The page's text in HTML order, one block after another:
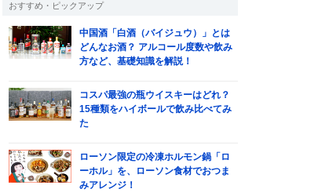
おすすめ・ピックアップ
中国酒「白酒（バイジュウ）」とは
どんなお酒？ アルコール度数や飲み
方など、基礎知識を解説！
コスパ最強の瓶ウイスキーはどれ？
15種類をハイボールで飲み比べてみ
た
ローソン限定の冷凍ホルモン鍋「ロ
ーホル」を、ローソン食材でおつま
みアレンジ！